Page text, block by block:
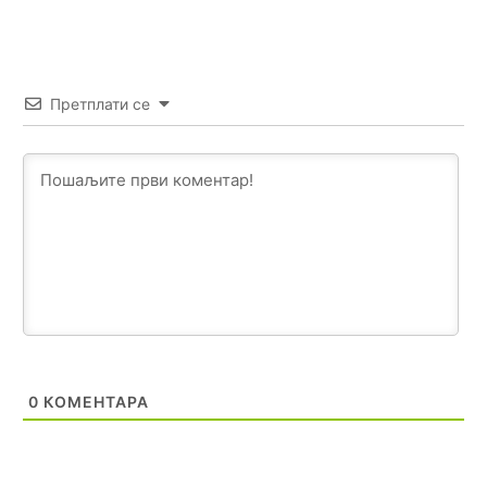
Претплати се
0 КОМЕНТАРА
накотило се
Техеран и нинџе по Палама
БиХ није гласала да је тзв.Косово држава. Лупаш ко к у
р а ц по самару луди турко.